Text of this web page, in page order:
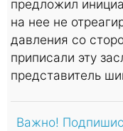
предложил
на нее не
давления со
приписали эту
представитель
Важно!